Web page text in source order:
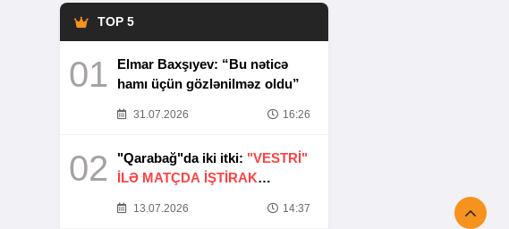
TOP 5
01
Elmar Baxşıyev: “Bu nəticə
hamı üçün gözlənilməz oldu”
31.07.2026 16:26
02 "Qarabağ"da iki itki: "VESTRİ"
İLƏ MATÇDA İŞTİRAK
13.07.2026 14:37